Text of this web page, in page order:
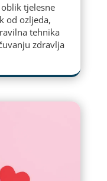
tjelesne
od ozljeda,
tehnika
zdravlja